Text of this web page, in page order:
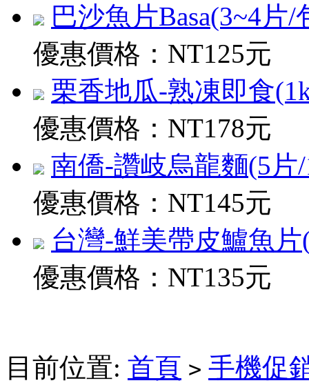
巴沙魚片Basa(3~4片/
優惠價格： NT125元
栗香地瓜-熟凍即食
優惠價格： NT178元
南僑-讚岐烏龍麵(5片
優惠價格： NT145元
台灣-鮮美帶皮鱸魚片
優惠價格： NT135元
目前位置: 首頁 > 手機促